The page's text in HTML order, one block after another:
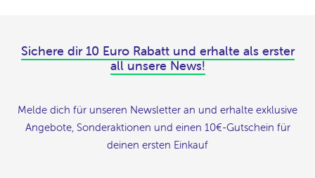
Sichere dir 10 Euro Rabatt und erhalte als erster
all unsere News!
Melde dich für unseren Newsletter an und erhalte exklusive
Angebote, Sonderaktionen und einen 10€-Gutschein für
deinen ersten Einkauf